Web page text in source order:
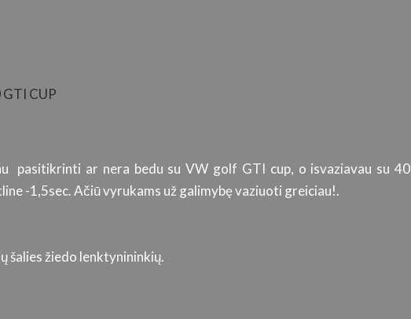
CUP
pasitikrinti ar nera bedu su VW golf GTI cup, o isvaziavau su
-1,5sec. Ačiū vyrukams už galimybę vaziuoti greiciau!.
šalies žiedo lenktynininkių.